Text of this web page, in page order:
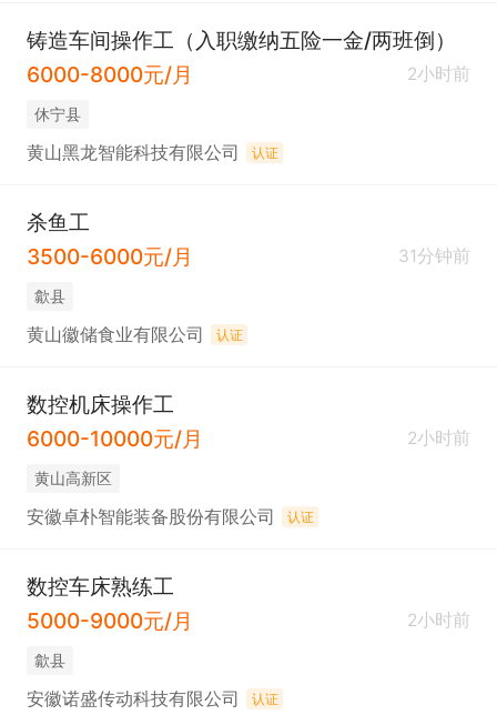
铸造车间操作工（入职缴纳五险一金/两班倒）
6000-8000元/月
2小时前
休宁县
黄山黑龙智能科技有限公司 认证
杀鱼工
3500-6000元/月
31分钟前
歙县
黄山徽储食业有限公司 认证
数控机床操作工
6000-10000元/月
2小时前
黄山高新区
安徽卓朴智能装备股份有限公司 认证
数控车床熟练工
5000-9000元/月
2小时前
歙县
安徽诺盛传动科技有限公司 认证